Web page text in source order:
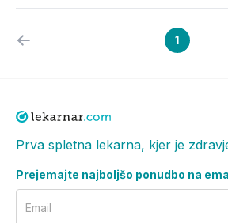
1
Prva spletna lekarna, kjer je
Prejemajte najboljšo ponudbo na
Email